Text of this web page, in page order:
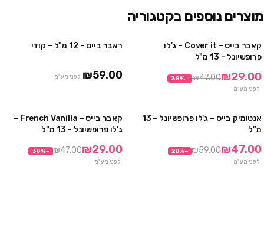
מוצרים נוספים בקטגוריה
קאבר בייס – Cover it – ג'לו
פרופשיונל – 13 מ"ל
₪29.00
₪47.00
−
38%
לפני מע"מ
ראבר בייס – 12 מ"ל – קודי
₪59.00 לפני מע"מ
אנטומיק בייס – ג'לו פרופשיונל – 13
מ"ל
₪47.00
₪59.00
−
20%
לפני מע"מ
קאבר בייס – French Vanilla –
ג'לו פרופשיונל – 13 מ"ל
₪29.00
₪47.00
−
38%
לפני מע"מ